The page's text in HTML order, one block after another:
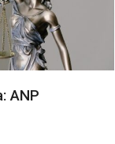
ANP